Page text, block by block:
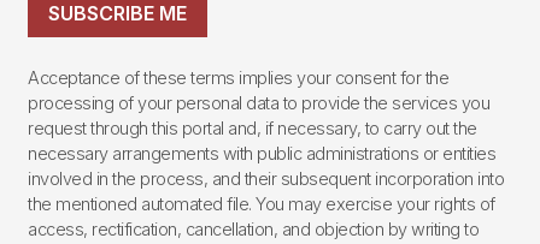
SUBSCRIBE ME
Acceptance of these terms implies your consent for the
processing of your personal data to provide the services you
request through this portal and, if necessary, to carry out the
necessary arrangements with public administrations or entities
involved in the process, and their subsequent incorporation into
the mentioned automated file. You may exercise your rights of
access, rectification, cancellation, and objection by writing to